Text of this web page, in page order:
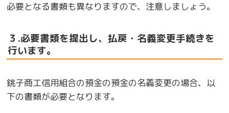
必要となる書類も異なりますので、注意しましょう。
３.必要書類を提出し、払戻・名義変更手続きを
行います。
銚子商工信用組合の預金の預金の名義変更の場合、以
下の書類が必要となります。